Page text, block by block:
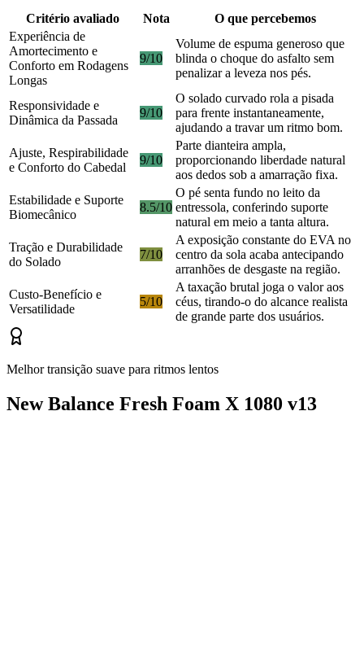
Critério avaliado Nota
O que percebemos
Experiência de
Amortecimento e
Conforto em Rodagens
Longas
9/10
Volume de espuma generoso que
blinda o choque do asfalto sem
penalizar a leveza nos pés.
Responsividade e
Dinâmica da Passada
9/10
O solado curvado rola a pisada
para frente instantaneamente,
ajudando a travar um ritmo bom.
Ajuste, Respirabilidade
e Conforto do Cabedal
9/10
Parte dianteira ampla,
proporcionando liberdade natural
aos dedos sob a amarração fixa.
Estabilidade e Suporte
Biomecânico
8.5/10
O pé senta fundo no leito da
entressola, conferindo suporte
natural em meio a tanta altura.
Tração e Durabilidade
do Solado
7/10
A exposição constante do EVA no
centro da sola acaba antecipando
arranhões de desgaste na região.
Custo-Benefício e
Versatilidade
5/10
A taxação brutal joga o valor aos
céus, tirando-o do alcance realista
de grande parte dos usuários.
Melhor transição suave para ritmos lentos
New Balance Fresh Foam X 1080 v13